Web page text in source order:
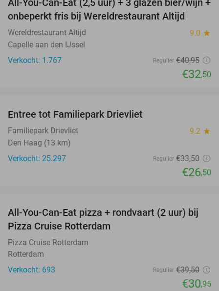
21%
onbeperkt fris bij Wereldrestaurant Altijd
Wereldrestaurant Altijd 9.0 star
Capelle aan den IJssel
Verkocht: 1.767
Regulier €40,95
€32,50
Entree tot Familiepark Drievliet
Familiepark Drievliet 9.2 star
Den Haag (13 km)
Verkocht: 25.297
Regulier €33,50
€26,50
22%
All-You-Can-Eat pizza + rondvaart (2 uur) bij
Pizza Cruise Rotterdam
Pizza Cruise Rotterdam
Rotterdam
Verkocht: 693
Regulier €39,50
€30,95